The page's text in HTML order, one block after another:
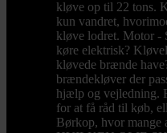
kløve op til 22 tons.
kun vandret,
kløve lodret. Motor -
køre elektrisk?
kløvede brænde
brændekløver der
hjælp og vejledning.
for at få råd til køb,
Børkop, hvor mange